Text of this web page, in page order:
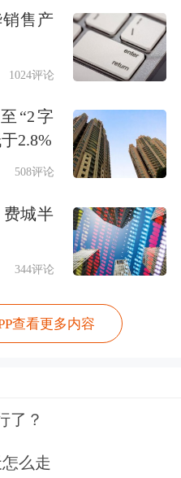
售产
1024评论
“2字
2.8%
508评论
城半
344评论
查看更多内容
了？
么走